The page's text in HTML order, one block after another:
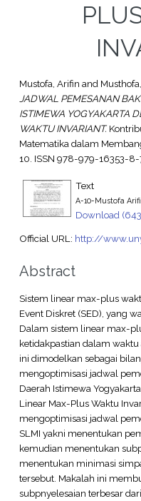
Mustofa, Arifin and
JADWAL PEMESANAN
ISTIMEWA YOGYAKARTA
WAKTU INVARIANT.
Matematika dalam
10. ISSN 978-979-16353-8-
Text
A-10-Mustofa
Download
Official URL: http://
Abstract
Sistem linear max-plus
Event Diskret (SED), yang
Dalam sistem linear max-
ketidakpastian dalam
ini dimodelkan sebagai
mengoptimisasi jadwal
Daerah Istimewa
Linear Max-Plus Waktu
mengoptimisasi jadwal
SLMI yakni menentukan
kemudian menentukan
menentukan minimasi
tersebut. Makalah ini
subpnyelesaian terbesar